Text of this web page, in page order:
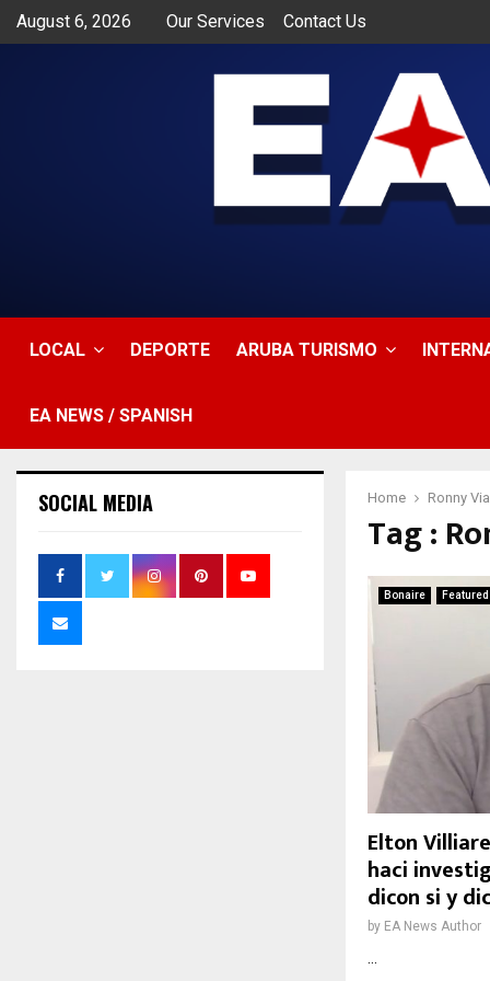
August 6, 2026 Our Services Contact Us
LOCAL DEPORTE ARUBA TURISMO
EA NEWS / SPANISH
Home Ronny
Tag :
Bonaire Featured
Elton
haci
dicon si y
by EA News Author
SOCIAL MEDIA